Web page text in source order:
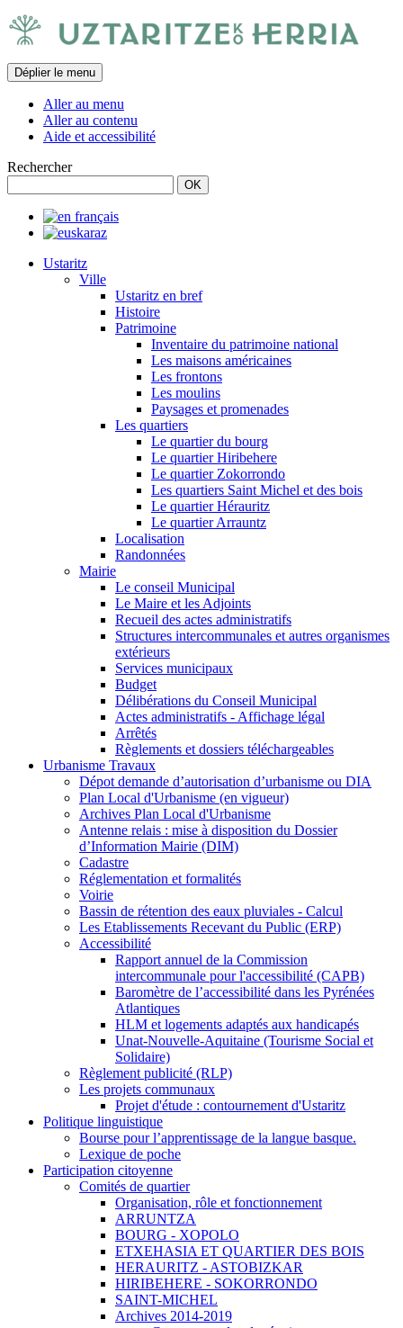
Déplier le menu
Aller au menu
Aller au contenu
Aide et accessibilité
Rechercher
Ustaritz
Ville
Ustaritz en bref
Histoire
Patrimoine
Inventaire du patrimoine national
Les maisons américaines
Les frontons
Les moulins
Paysages et promenades
Les quartiers
Le quartier du bourg
Le quartier Hiribehere
Le quartier Zokorrondo
Les quartiers Saint Michel et des bois
Le quartier Hérauritz
Le quartier Arrauntz
Localisation
Randonnées
Mairie
Le conseil Municipal
Le Maire et les Adjoints
Recueil des actes administratifs
Structures intercommunales et autres organismes
extérieurs
Services municipaux
Budget
Délibérations du Conseil Municipal
Actes administratifs - Affichage légal
Arrêtés
Règlements et dossiers téléchargeables
Urbanisme Travaux
Dépot demande d’autorisation d’urbanisme ou DIA
Plan Local d'Urbanisme (en vigueur)
Archives Plan Local d'Urbanisme
Antenne relais : mise à disposition du Dossier
d’Information Mairie (DIM)
Cadastre
Réglementation et formalités
Voirie
Bassin de rétention des eaux pluviales - Calcul
Les Etablissements Recevant du Public (ERP)
Accessibilité
Rapport annuel de la Commission
intercommunale pour l'accessibilité (CAPB)
Baromètre de l’accessibilité dans les Pyrénées
Atlantiques
HLM et logements adaptés aux handicapés
Unat-Nouvelle-Aquitaine (Tourisme Social et
Solidaire)
Règlement publicité (RLP)
Les projets communaux
Projet d'étude : contournement d'Ustaritz
Politique linguistique
Bourse pour l’apprentissage de la langue basque.
Lexique de poche
Participation citoyenne
Comités de quartier
Organisation, rôle et fonctionnement
ARRUNTZA
BOURG - XOPOLO
ETXEHASIA ET QUARTIER DES BOIS
HERAURITZ - ASTOBIZKAR
HIRIBEHERE - SOKORRONDO
SAINT-MICHEL
Archives 2014-2019